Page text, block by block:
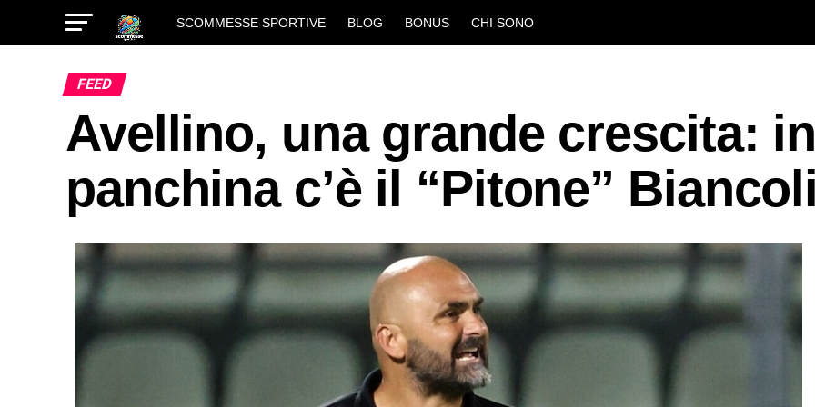
SCOMMESSE SPORTIVE BLOG BONUS CHI SONO
FEED
Avellino, una grande crescita: in
panchina c’è il “Pitone”